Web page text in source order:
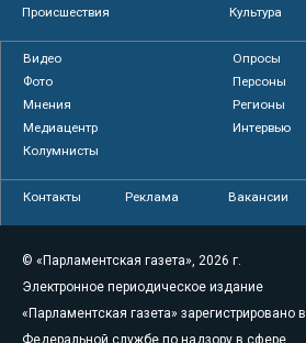
Происшествия
Культура
Видео
Опросы
Фото
Персоны
Мнения
Регионы
Медиацентр
Интервью
Колумнисты
Контакты Реклама Вакансии
© «Парламентская газета», 2026 г.
Электронное периодическое издание
«Парламентская газета» зарегистрировано в
Федеральной службе по надзору в сфере